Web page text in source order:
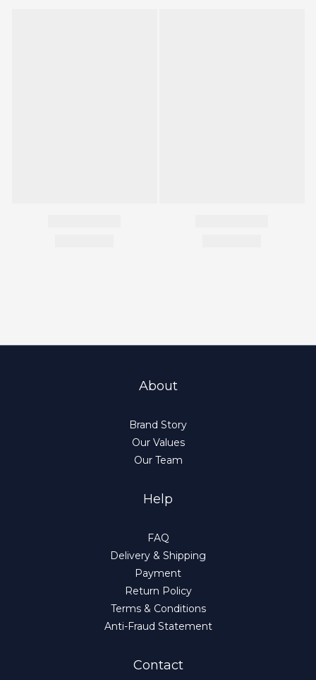
About
Brand Story
Our Values
Our Team
Help
FAQ
Delivery & Shipping
Payment
Return Policy
Terms & Conditions
Anti-Fraud Statement
Contact